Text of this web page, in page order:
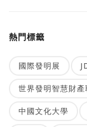
熱門標籤
國際發明展
世界發明智慧財產
中國文化大學